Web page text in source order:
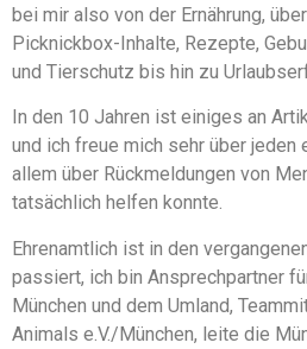
bei mir also von der Ernährung,
Picknickbox-Inhalte, Rezepte,
und Tierschutz bis hin zu
In den 10 Jahren ist einiges an
und ich freue mich sehr über jeden
allem über Rückmeldungen von
tatsächlich helfen konnte.
Ehrenamtlich ist in den
passiert, ich bin Ansprechpartner
München und dem Umland,
Animals e.V./München, leite die